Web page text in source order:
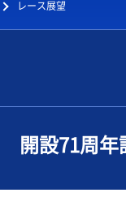
データ
レース展望
開設71周